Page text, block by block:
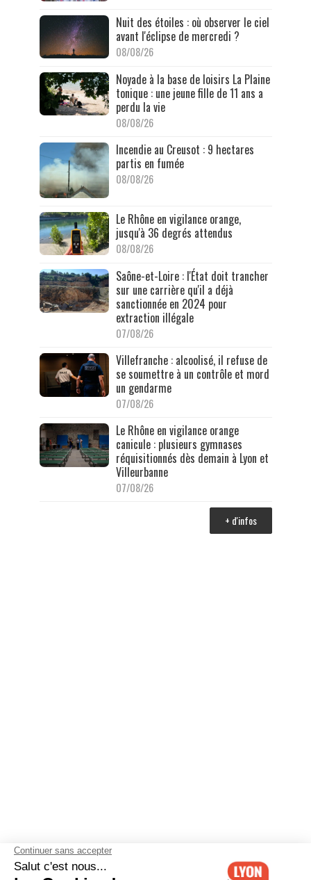
Nuit des étoiles : où observer le ciel
avant l'éclipse de mercredi ?
08/08/26
Noyade à la base de loisirs La Plaine
tonique : une jeune fille de 11 ans a
perdu la vie
08/08/26
Incendie au Creusot : 9 hectares
partis en fumée
08/08/26
Le Rhône en vigilance orange,
jusqu'à 36 degrés attendus
08/08/26
Saône-et-Loire : l'État doit trancher
sur une carrière qu'il a déjà
sanctionnée en 2024 pour
extraction illégale
07/08/26
Villefranche : alcoolisé, il refuse de
se soumettre à un contrôle et mord
un gendarme
07/08/26
Le Rhône en vigilance orange
canicule : plusieurs gymnases
réquisitionnés dès demain à Lyon et
Villeurbanne
07/08/26
+ d'infos